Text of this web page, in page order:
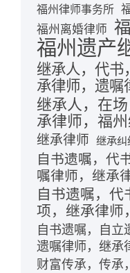
福州律师事务所
福州离婚律师
福州遗产
继承人，代书
承律师，遗嘱
继承人，在
承律师，福
继承律师 继承纠
自书遗嘱，代
嘱律师，继承
自书遗嘱，代
项，继承律师
自书遗嘱，自立
遗嘱律师，继承
财富传承，传承